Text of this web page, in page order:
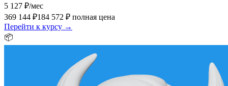
5 127 ₽/мес
369 144 ₽184 572 ₽ полная цена
Перейти к курсу →
📦